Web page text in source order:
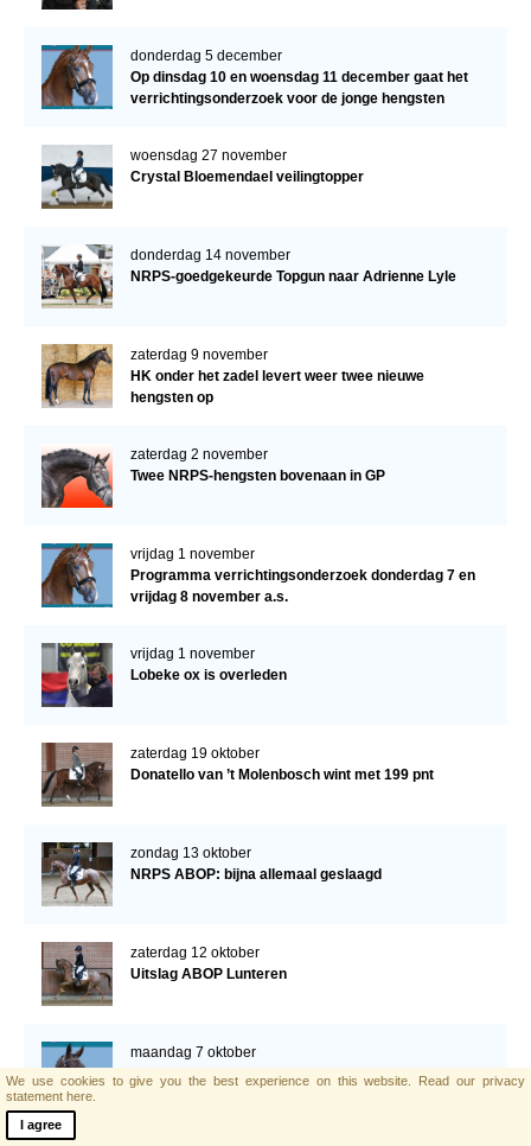
donderdag 5 december
Op dinsdag 10 en woensdag 11 december gaat het
verrichtingsonderzoek voor de jonge hengsten
woensdag 27 november
Crystal Bloemendael veilingtopper
donderdag 14 november
NRPS-goedgekeurde Topgun naar Adrienne Lyle
zaterdag 9 november
HK onder het zadel levert weer twee nieuwe
hengsten op
zaterdag 2 november
Twee NRPS-hengsten bovenaan in GP
vrijdag 1 november
Programma verrichtingsonderzoek donderdag 7 en
vrijdag 8 november a.s.
vrijdag 1 november
Lobeke ox is overleden
zaterdag 19 oktober
Donatello van ’t Molenbosch wint met 199 pnt
zondag 13 oktober
NRPS ABOP: bijna allemaal geslaagd
zaterdag 12 oktober
Uitslag ABOP Lunteren
maandag 7 oktober
Programma ABOP
We use cookies to give you the best experience on this website. Read our privacy
statement here.
I agree